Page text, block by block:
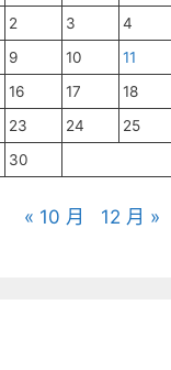
2 3 4
9 10 11
16 17 18
23 24 25
30
« 10 月 12 月 »